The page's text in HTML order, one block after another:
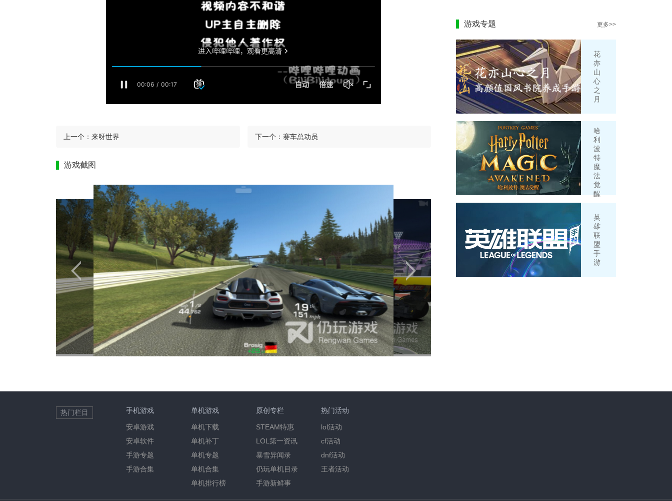
上一个： 来呀世界 下一个： 赛车总动员
游戏截图
游戏专题 更多>>
花
亦
山
心
之
月
哈
利
波
特
魔
法
觉
醒
英
雄
联
盟
手
游
手机游戏
安卓游戏
安卓软件
手游专题
手游合集
单机游戏
单机下载
单机补丁
单机专题
单机合集
单机排行榜
原创专栏
STEAM特惠
LOL第一资讯
暴雪异闻录
仍玩单机目录
手游新鲜事
热门活动
lol活动
cf活动
dnf活动
王者活动
热门栏目